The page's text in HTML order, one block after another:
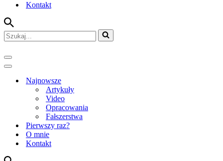
Kontakt
Szukaj...
Menu
nawigacji
Menu
nawigacjiNajnowsze
Artykuły
Video
Opracowania
Fałszerstwa
Pierwszy raz?
O mnie
Kontakt